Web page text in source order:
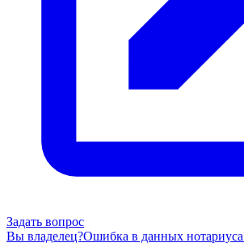
Задать вопрос
Вы владелец?Ошибка в данных